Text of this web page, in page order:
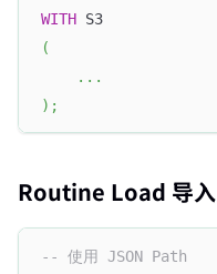
WITH S3
(
. . .
) ;
Routine Load 导入
-- 使用 JSON Path